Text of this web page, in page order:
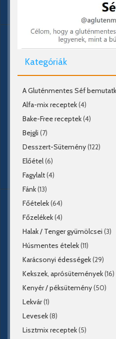
Kategóriák
A Gluténmentes Séf
Alfa-mix receptek(4)
Bake-Free receptek(4)
Bejgli (7)
Desszert-Sütemény(122)
Előétel(6)
Fagylalt(4)
Fánk(13)
Főételek(64)
Főzelékek(4)
Halak / Tenger gyümölcsei (3)
Húsmentes ételek(11)
Karácsonyi édességek(29)
Kekszek, aprósütemények(16)
Kenyér / péksütemény(50)
Lekvár(1)
Levesek(8)
Lisztmix receptek(5)